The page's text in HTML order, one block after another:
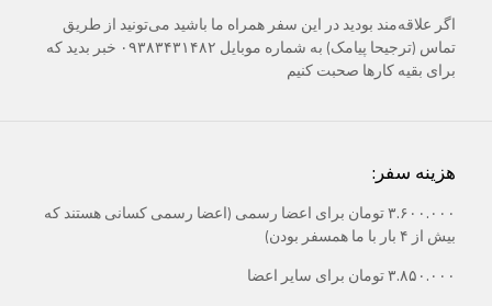
اگر علاقه‌مند بودید در این سفر همراه ما باشید می‌تونید از طریق
تماس (ترجیحا پیامک) به شماره موبایل ۰۹۳۸۳۴۳۱۴۸۲ خبر بدید که
برای بقیه کارها صحبت کنیم
هزینه سفر:
۳.۶۰۰.۰۰۰ تومان برای اعضا رسمی (اعضا رسمی کسانی هستند که
بیش از ۴ بار با ما همسفر بودن)
۳.۸۵۰.۰۰۰ تومان برای سایر اعضا